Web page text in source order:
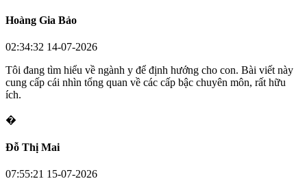
Hoàng Gia Bảo
02:34:32 14-07-2026
Tôi đang tìm hiểu về ngành y để định hướng cho con. Bài viết này
cung cấp cái nhìn tổng quan về các cấp bậc chuyên môn, rất hữu
ích.
�
Đỗ Thị Mai
07:55:21 15-07-2026